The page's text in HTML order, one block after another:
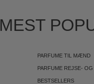
MEST
PARFUME TIL MÆND
PARFUME REJSE-
BESTSELLERS